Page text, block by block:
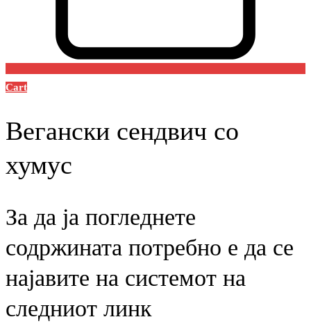
Cart
Вегански сендвич со
хумус
За да ја погледнете
содржината потребно е да се
најавите на системот на
следниот линк